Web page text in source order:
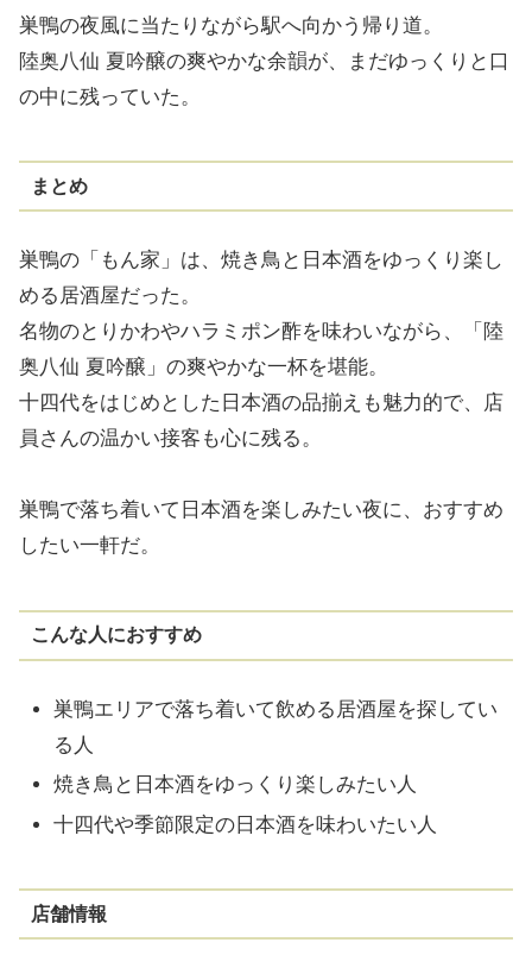
巣鴨の夜風に当たりながら駅へ向かう帰り道。
陸奥八仙 夏吟醸の爽やかな余韻が、まだゆっくりと口
の中に残っていた。
まとめ
巣鴨の「もん家」は、焼き鳥と日本酒をゆっくり楽し
める居酒屋だった。
名物のとりかわやハラミポン酢を味わいながら、「陸
奥八仙 夏吟醸」の爽やかな一杯を堪能。
十四代をはじめとした日本酒の品揃えも魅力的で、店
員さんの温かい接客も心に残る。
巣鴨で落ち着いて日本酒を楽しみたい夜に、おすすめ
したい一軒だ。
こんな人におすすめ
巣鴨エリアで落ち着いて飲める居酒屋を探してい
る人
焼き鳥と日本酒をゆっくり楽しみたい人
十四代や季節限定の日本酒を味わいたい人
店舗情報